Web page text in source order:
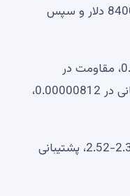
89500-91000 دلار، پشتیبانی در 84000 دلار و سپس
: حدود 0.00000854، مقاومت در
0.00000920-0.00000940، پشتیبانی در 0.00000812،
: حدود $2.18-2.22، سقف $2.38-2.52، پشتیبانی